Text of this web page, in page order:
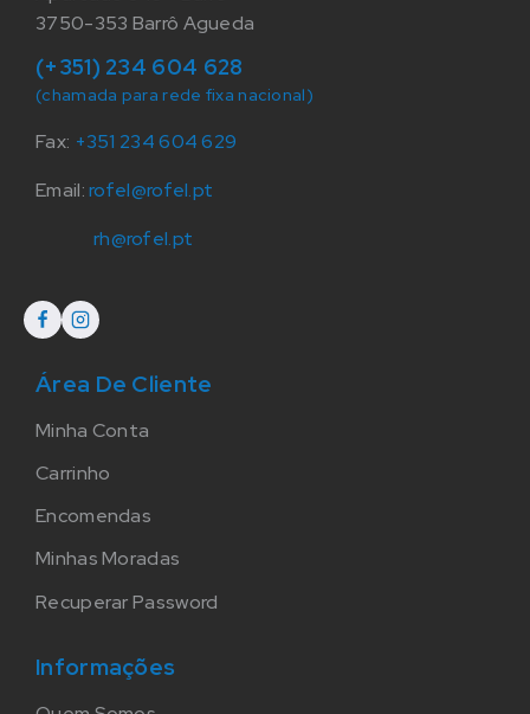
3750-353 Barrô Agueda
(+351) 234 604 628
(chamada para rede fixa nacional)
Fax: +351 234 604 629
Email:rofel@rofel.pt
rh@rofel.pt
Área De Cliente
Minha Conta
Carrinho
Encomendas
Minhas Moradas
Recuperar Password
Informações